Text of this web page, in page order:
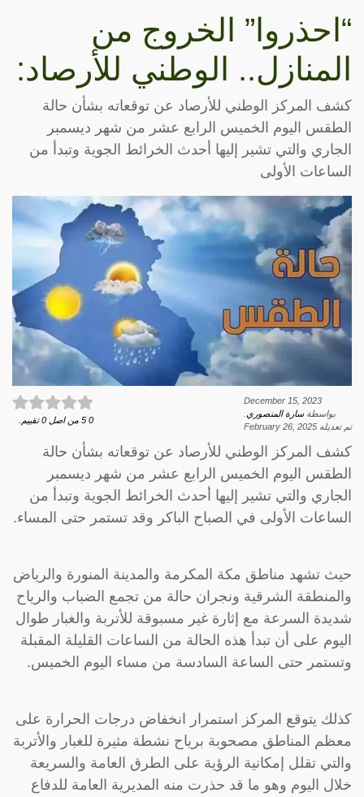
“احذروا” الخروج من
المنازل.. الوطني للأرصاد:
كشف المركز الوطني للأرصاد عن توقعاته بشأن حالة
الطقس اليوم الخميس الرابع عشر من شهر ديسمبر
الجاري والتي تشير إليها أحدث الخرائط الجوية وتبدأ من
الساعات الأولى
December 15, 2023
بواسطةسارة المنصوري
تم تعديله February 26, 2025
0
5 من اصل 0 تقييم.
كشف المركز الوطني للأرصاد عن توقعاته بشأن حالة
الطقس اليوم الخميس الرابع عشر من شهر ديسمبر
الجاري والتي تشير إليها أحدث الخرائط الجوية وتبدأ من
الساعات الأولى في الصباح الباكر وقد تستمر حتى المساء.
حيث تشهد مناطق مكة المكرمة والمدينة المنورة والرياض
والمنطقة الشرقية ونجران حالة من تجمع الضباب والرياح
شديدة السرعة مع إثارة غير مسبوقة للأتربة والغبار طوال
اليوم على أن تبدأ هذه الحالة من الساعات القليلة المقبلة
وتستمر حتى الساعة السادسة من مساء اليوم الخميس.
كذلك يتوقع المركز استمرار انخفاض درجات الحرارة على
معظم المناطق مصحوبة برياح نشطة مثيرة للغبار والأتربة
والتي تقلل إمكانية الرؤية على الطرق العامة والسريعة
خلال اليوم وهو ما قد حذرت منه المديرية العامة للدفاع